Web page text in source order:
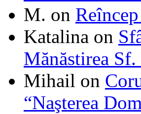
M. on
Katalina on
Mănăstirea Sf.
Mihail on
“Naşterea